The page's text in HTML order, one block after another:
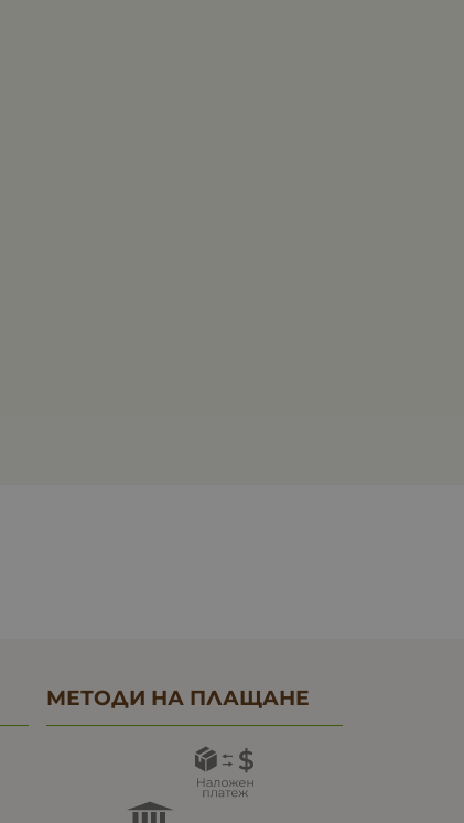
МЕТОДИ НА ПЛАЩАНЕ